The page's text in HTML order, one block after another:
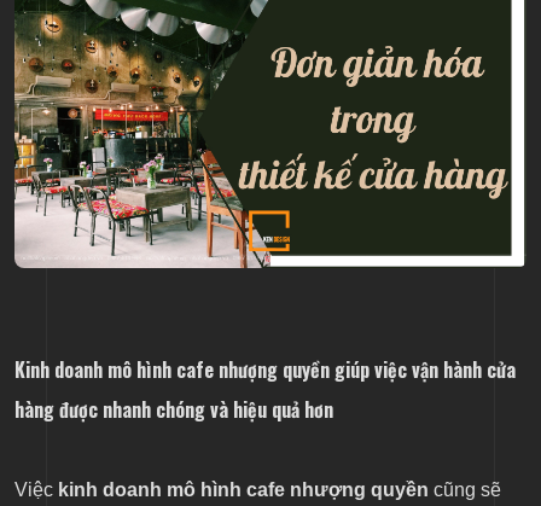
Kinh doanh mô hình cafe nhượng quyền giúp việc vận hành cửa
hàng được nhanh chóng và hiệu quả hơn
Việc kinh doanh mô hình cafe nhượng quyền cũng sẽ